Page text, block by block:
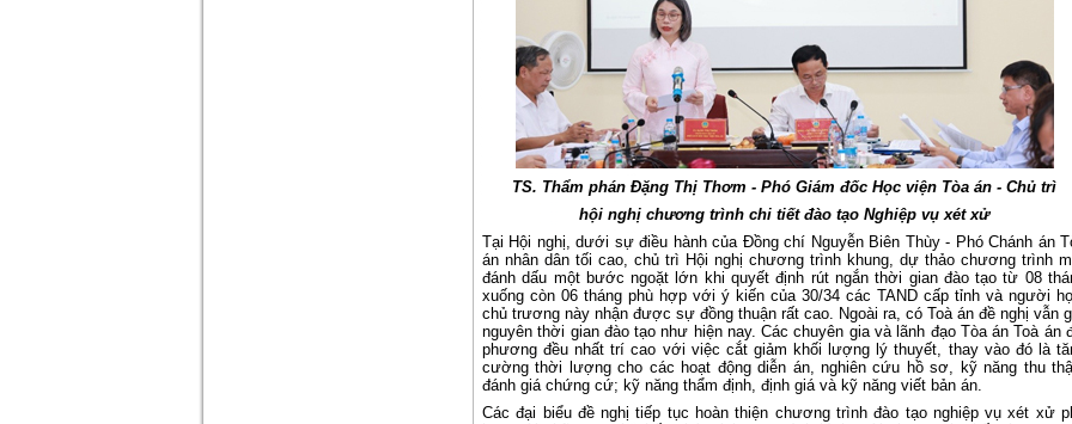
TS. Thẩm phán Đặng Thị Thơm - Phó Giám đốc Học viện Tòa án - Chủ trì
hội nghị chương trình chi tiết đào tạo Nghiệp vụ xét xử
Tại Hội nghị, dưới sự điều hành của Đồng chí Nguyễn Biên Thùy - Phó Chánh án
án nhân dân tối cao, chủ trì Hội nghị chương trình khung, dự thảo chương trình
đánh dấu một bước ngoặt lớn khi quyết định rút ngắn thời gian đào tạo từ 08
xuống còn 06 tháng phù hợp với ý kiến của 30/34 các TAND cấp tỉnh và người
chủ trương này nhận được sự đồng thuận rất cao. Ngoài ra, có Toà án đề nghị vẫn
nguyên thời gian đào tạo như hiện nay. Các chuyên gia và lãnh đạo Tòa án Toà án
phương đều nhất trí cao với việc cắt giảm khối lượng lý thuyết, thay vào đó là
cường thời lượng cho các hoạt động diễn án, nghiên cứu hồ sơ, kỹ năng thu
đánh giá chứng cứ; kỹ năng thẩm định, định giá và kỹ năng viết bản án.
Các đại biểu đề nghị tiếp tục hoàn thiện chương trình đào tạo nghiệp vụ xét xử